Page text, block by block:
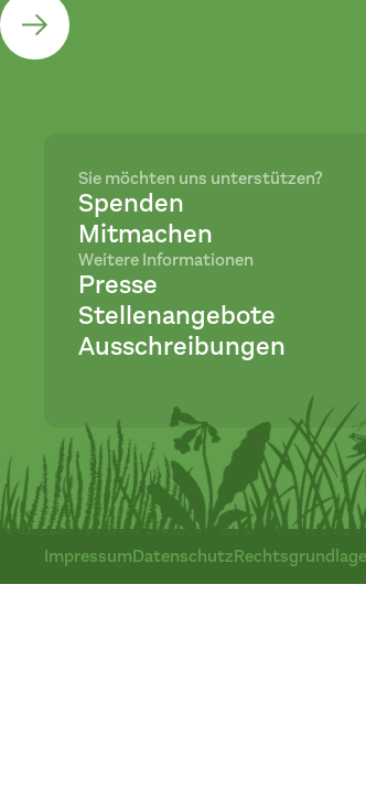
Sie möchten uns unterstützen?
Spenden
Mitmachen
Weitere Informationen
Presse
Stellenangebote
Ausschreibungen
ImpressumDatenschutz